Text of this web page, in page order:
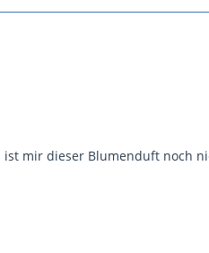
mir dieser Blumenduft noch